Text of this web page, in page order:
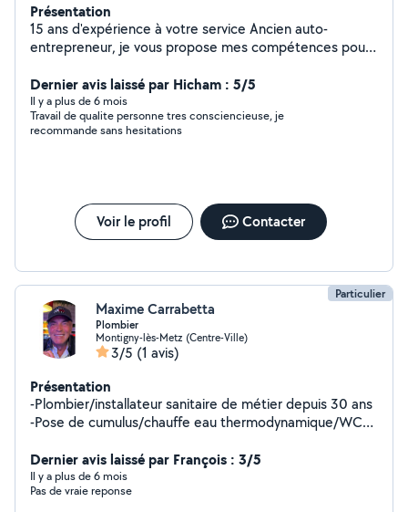
Présentation
15 ans d'expérience à votre service Ancien auto-
entrepreneur, je vous propose mes compétences pour :
portes de garage, portes d'entrée, volets (à sangle ou
électriques) Petits travaux et bricolage du quotidien
Travail soigné, rapide et de confiance.
Dernier avis laissé par Hicham : 5/5
Il y a plus de 6 mois
Travail de qualite personne tres consciencieuse, je
recommande sans hesitations
Voir le profil Contacter
Particulier
Maxime Carrabetta
Plombier
Montigny-lès-Metz (Centre-Ville)
3/5 (1 avis)
Présentation
-Plombier/installateur sanitaire de métier depuis 30 ans
-Pose de cumulus/chauffe eau thermodynamique/WC
de douche/ évier et meubles salle de bain -
Aménagements de combles -Plaquistes/cloisons/BA13 -
Pose de portes intérieurs /portes de garages/parquets
Dernier avis laissé par François : 3/5
Il y a plus de 6 mois
Pas de vraie reponse